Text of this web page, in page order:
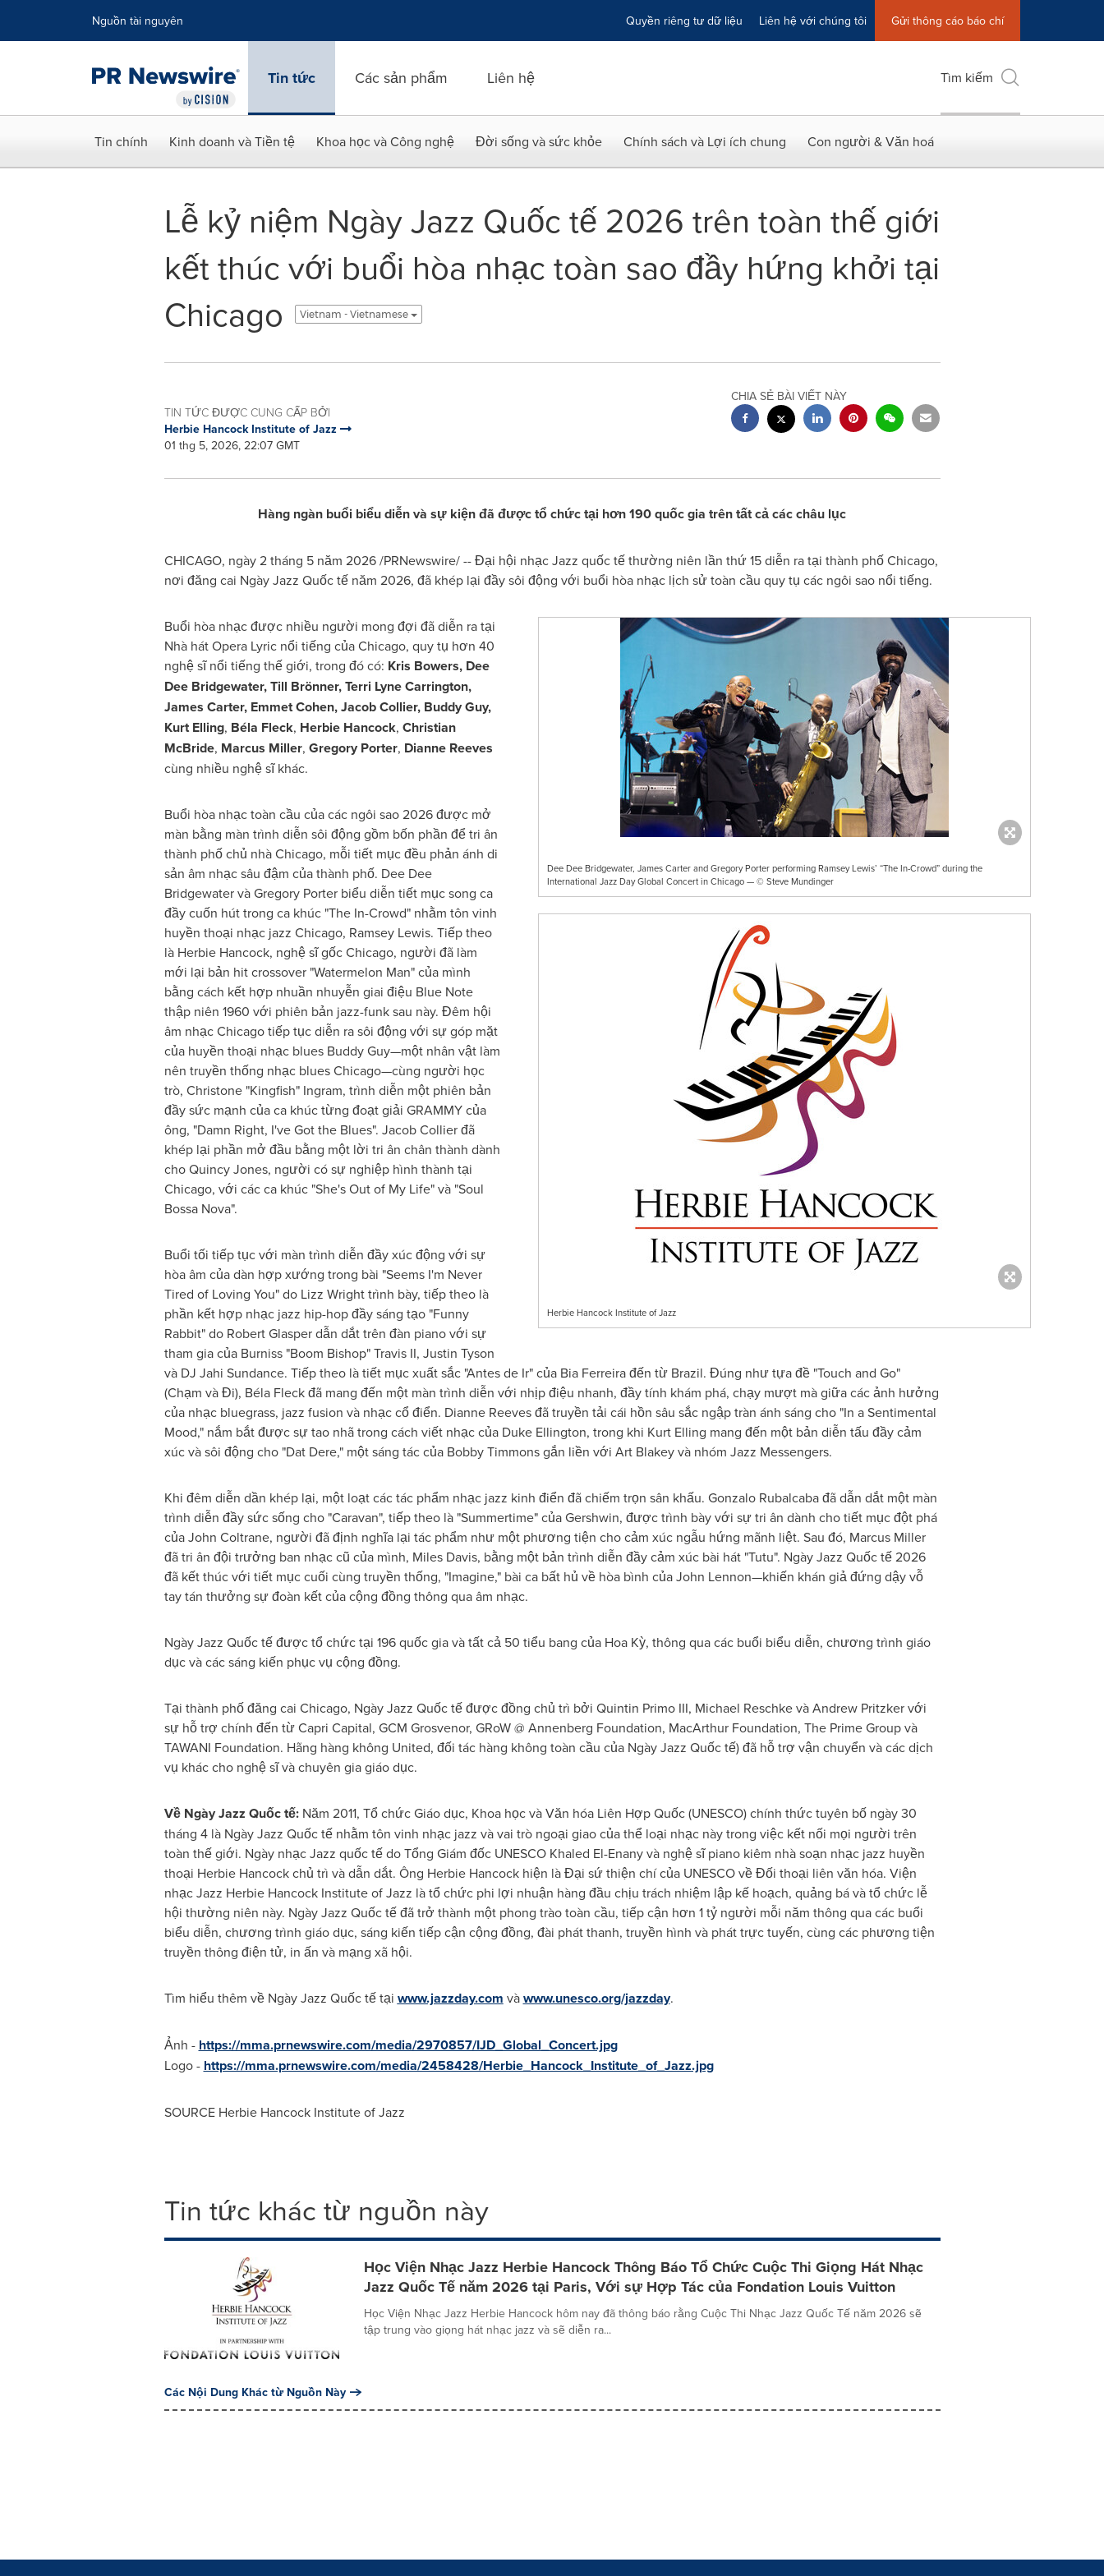
Nguồn tài nguyên Quyền riêng tư dữ liệu Liên hệ với chúng tôi Gửi thông cáo báo chí
Tin tức Các sản phẩm Liên hệ Tìm kiếm
Tin chính Kinh doanh và Tiền tệ Khoa học và Công nghệ Đời sống và sức khỏe Chính sách và Lợi ích chung Con người & Văn hoá
Lễ kỷ niệm Ngày Jazz Quốc tế 2026 trên toàn thế giới
kết thúc với buổi hòa nhạc toàn sao đầy hứng khởi tại
Chicago
Vietnam - Vietnamese
TIN TỨC ĐƯỢC CUNG CẤP BỞI
Herbie Hancock Institute of Jazz
01 thg 5, 2026, 22:07 GMT
CHIA SẺ BÀI VIẾT NÀY
Hàng ngàn buổi biểu diễn và sự kiện đã được tổ chức tại hơn 190 quốc gia trên tất cả các châu lục
CHICAGO, ngày 2 tháng 5 năm 2026/PRNewswire/ -- Đại hội nhạc Jazz quốc tế thường niên lần thứ 15 diễn ra tại thành phố Chicago,
nơi đăng cai Ngày Jazz Quốc tế năm 2026, đã khép lại đầy sôi động với buổi hòa nhạc lịch sử toàn cầu quy tụ các ngôi sao nổi tiếng.
Dee Dee Bridgewater, James Carter and Gregory Porter performing Ramsey Lewis’ “The In-Crowd” during the
International Jazz Day Global Concert in Chicago — © Steve Mundinger
Herbie Hancock Institute of Jazz
Buổi hòa nhạc được nhiều người mong đợi đã diễn ra tại
Nhà hát Opera Lyric nổi tiếng của Chicago, quy tụ hơn 40
nghệ sĩ nổi tiếng thế giới, trong đó có: Kris Bowers, Dee
Dee Bridgewater, Till Brönner, Terri Lyne Carrington,
James Carter, Emmet Cohen, Jacob Collier, Buddy Guy,
Kurt Elling, Béla Fleck, Herbie Hancock, Christian
McBride, Marcus Miller, Gregory Porter, Dianne Reeves
cùng nhiều nghệ sĩ khác.
Buổi hòa nhạc toàn cầu của các ngôi sao 2026 được mở
màn bằng màn trình diễn sôi động gồm bốn phần để tri ân
thành phố chủ nhà Chicago, mỗi tiết mục đều phản ánh di
sản âm nhạc sâu đậm của thành phố. Dee Dee
Bridgewater và Gregory Porter biểu diễn tiết mục song ca
đầy cuốn hút trong ca khúc "The In-Crowd" nhằm tôn vinh
huyền thoại nhạc jazz Chicago, Ramsey Lewis. Tiếp theo
là Herbie Hancock, nghệ sĩ gốc Chicago, người đã làm
mới lại bản hit crossover "Watermelon Man" của mình
bằng cách kết hợp nhuần nhuyễn giai điệu Blue Note
thập niên 1960 với phiên bản jazz-funk sau này. Đêm hội
âm nhạc Chicago tiếp tục diễn ra sôi động với sự góp mặt
của huyền thoại nhạc blues Buddy Guy—một nhân vật làm
nên truyền thống nhạc blues Chicago—cùng người học
trò, Christone "Kingfish" Ingram, trình diễn một phiên bản
đầy sức mạnh của ca khúc từng đoạt giải GRAMMY của
ông, "Damn Right, I've Got the Blues". Jacob Collier đã
khép lại phần mở đầu bằng một lời tri ân chân thành dành
cho Quincy Jones, người có sự nghiệp hình thành tại
Chicago, với các ca khúc "She's Out of My Life" và "Soul
Bossa Nova".
Buổi tối tiếp tục với màn trình diễn đầy xúc động với sự
hòa âm của dàn hợp xướng trong bài "Seems I'm Never
Tired of Loving You" do Lizz Wright trình bày, tiếp theo là
phần kết hợp nhạc jazz hip-hop đầy sáng tạo "Funny
Rabbit" do Robert Glasper dẫn dắt trên đàn piano với sự
tham gia của Burniss "Boom Bishop" Travis II, Justin Tyson
và DJ Jahi Sundance. Tiếp theo là tiết mục xuất sắc "Antes de Ir" của Bia Ferreira đến từ Brazil. Đúng như tựa đề "Touch and Go"
(Chạm và Đi), Béla Fleck đã mang đến một màn trình diễn với nhịp điệu nhanh, đầy tính khám phá, chạy mượt mà giữa các ảnh hưởng
của nhạc bluegrass, jazz fusion và nhạc cổ điển. Dianne Reeves đã truyền tải cái hồn sâu sắc ngập tràn ánh sáng cho "In a Sentimental
Mood," nắm bắt được sự tao nhã trong cách viết nhạc của Duke Ellington, trong khi Kurt Elling mang đến một bản diễn tấu đầy cảm
xúc và sôi động cho "Dat Dere," một sáng tác của Bobby Timmons gắn liền với Art Blakey và nhóm Jazz Messengers.
Khi đêm diễn dần khép lại, một loạt các tác phẩm nhạc jazz kinh điển đã chiếm trọn sân khấu. Gonzalo Rubalcaba đã dẫn dắt một màn
trình diễn đầy sức sống cho "Caravan", tiếp theo là "Summertime" của Gershwin, được trình bày với sự tri ân dành cho tiết mục đột phá
của John Coltrane, người đã định nghĩa lại tác phẩm như một phương tiện cho cảm xúc ngẫu hứng mãnh liệt. Sau đó, Marcus Miller
đã tri ân đội trưởng ban nhạc cũ của mình, Miles Davis, bằng một bản trình diễn đầy cảm xúc bài hát "Tutu". Ngày Jazz Quốc tế 2026
đã kết thúc với tiết mục cuối cùng truyền thống, "Imagine," bài ca bất hủ về hòa bình của John Lennon—khiến khán giả đứng dậy vỗ
tay tán thưởng sự đoàn kết của cộng đồng thông qua âm nhạc.
Ngày Jazz Quốc tế được tổ chức tại 196 quốc gia và tất cả 50 tiểu bang của Hoa Kỳ, thông qua các buổi biểu diễn, chương trình giáo
dục và các sáng kiến phục vụ cộng đồng.
Tại thành phố đăng cai Chicago, Ngày Jazz Quốc tế được đồng chủ trì bởi Quintin Primo III, Michael Reschke và Andrew Pritzker với
sự hỗ trợ chính đến từ Capri Capital, GCM Grosvenor, GRoW @ Annenberg Foundation, MacArthur Foundation, The Prime Group và
TAWANI Foundation. Hãng hàng không United, đối tác hàng không toàn cầu của Ngày Jazz Quốc tế) đã hỗ trợ vận chuyển và các dịch
vụ khác cho nghệ sĩ và chuyên gia giáo dục.
Về Ngày Jazz Quốc tế: Năm 2011, Tổ chức Giáo dục, Khoa học và Văn hóa Liên Hợp Quốc (UNESCO) chính thức tuyên bố ngày 30
tháng 4 là Ngày Jazz Quốc tế nhằm tôn vinh nhạc jazz và vai trò ngoại giao của thể loại nhạc này trong việc kết nối mọi người trên
toàn thế giới. Ngày nhạc Jazz quốc tế do Tổng Giám đốc UNESCO Khaled El-Enany và nghệ sĩ piano kiêm nhà soạn nhạc jazz huyền
thoại Herbie Hancock chủ trì và dẫn dắt. Ông Herbie Hancock hiện là Đại sứ thiện chí của UNESCO về Đối thoại liên văn hóa. Viện
nhạc Jazz Herbie Hancock Institute of Jazz là tổ chức phi lợi nhuận hàng đầu chịu trách nhiệm lập kế hoạch, quảng bá và tổ chức lễ
hội thường niên này. Ngày Jazz Quốc tế đã trở thành một phong trào toàn cầu, tiếp cận hơn 1 tỷ người mỗi năm thông qua các buổi
biểu diễn, chương trình giáo dục, sáng kiến tiếp cận cộng đồng, đài phát thanh, truyền hình và phát trực tuyến, cùng các phương tiện
truyền thông điện tử, in ấn và mạng xã hội.
Tìm hiểu thêm về Ngày Jazz Quốc tế tại www.jazzday.com vàwww.unesco.org/jazzday.
Ảnh - https://mma.prnewswire.com/media/2970857/IJD_Global_Concert.jpg
Logo - https://mma.prnewswire.com/media/2458428/Herbie_Hancock_Institute_of_Jazz.jpg
SOURCE Herbie Hancock Institute of Jazz
Tin tức khác từ nguồn này
Học Viện Nhạc Jazz Herbie Hancock Thông Báo Tổ Chức Cuộc Thi Giọng Hát Nhạc
Jazz Quốc Tế năm 2026 tại Paris, Với sự Hợp Tác của Fondation Louis Vuitton
Học Viện Nhạc Jazz Herbie Hancock hôm nay đã thông báo rằng Cuộc Thi Nhạc Jazz Quốc Tế năm 2026 sẽ
tập trung vào giọng hát nhạc jazz và sẽ diễn ra...
Các Nội Dung Khác từ Nguồn Này